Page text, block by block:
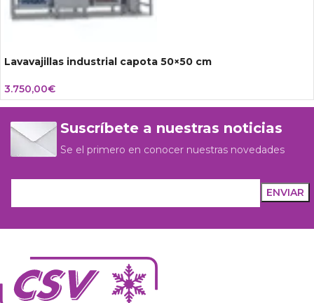
Lavavajillas industrial capota 50×50 cm
3.750,00€
Suscríbete a nuestras noticias
Se el primero en conocer nuestras novedades